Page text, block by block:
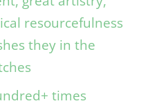
resourcefulness
they in the
times